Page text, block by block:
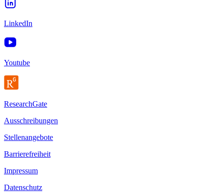
LinkedIn
Youtube
ResearchGate
Ausschreibungen
Stellenangebote
Barrierefreiheit
Impressum
Datenschutz